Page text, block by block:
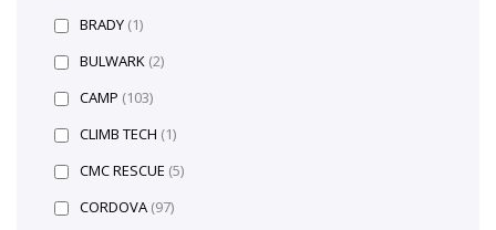
BRADY (1)
BULWARK (2)
CAMP (103)
CLIMB TECH (1)
CMC RESCUE (5)
CORDOVA (97)